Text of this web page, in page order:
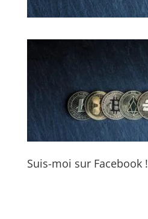
Suis-moi sur Facebook !